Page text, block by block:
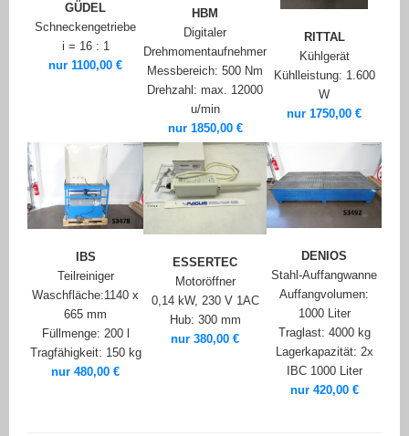
GÜDEL
Schneckengetriebe
i = 16 : 1
nur 1100,00 €
HBM
Digitaler
Drehmomentaufnehmer
Messbereich: 500 Nm
Drehzahl: max. 12000
u/min
nur 1850,00 €
RITTAL
Kühlgerät
Kühlleistung: 1.600
W
nur 1750,00 €
IBS
Teilreiniger
Waschfläche:1140 x
665 mm
Füllmenge: 200 l
Tragfähigkeit: 150 kg
nur 480,00 €
ESSERTEC
Motoröffner
0,14 kW, 230 V 1AC
Hub: 300 mm
nur 380,00 €
DENIOS
Stahl-Auffangwanne
Auffangvolumen:
1000 Liter
Traglast: 4000 kg
Lagerkapazität: 2x
IBC 1000 Liter
nur 420,00 €